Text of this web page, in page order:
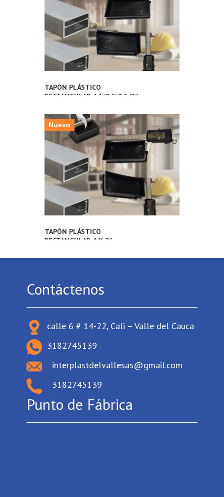
TAPÓN PLÁSTICO
RECTANGULAR 4 1/2 X 2 1/2″
TUBERÍA METÁLICA
Nuevo
TAPÓN PLÁSTICO
RECTANGULAR 4 X 2″
TUBERÍA METÁLICA
Contáctenos
calle 6 # 14-22, Cali – Valle del Cauca
3182745139 -
interplastdelvallesas@gmail.com
3182745139
Punto de Fábrica